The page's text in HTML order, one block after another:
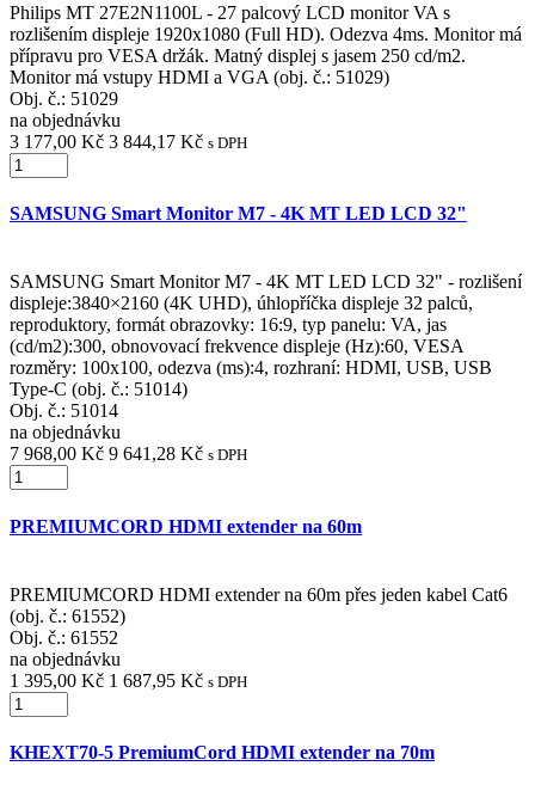
Philips MT 27E2N1100L - 27 palcový LCD monitor VA s
rozlišením displeje 1920x1080 (Full HD). Odezva 4ms. Monitor má
přípravu pro VESA držák. Matný displej s jasem 250 cd/m2.
Monitor má vstupy HDMI a VGA (obj. č.: 51029)
Obj. č.: 51029
na objednávku
3 177,00 Kč 3 844,17 Kč s DPH
SAMSUNG Smart Monitor M7 - 4K MT LED LCD 32"
SAMSUNG Smart Monitor M7 - 4K MT LED LCD 32" - rozlišení
displeje:3840×2160 (4K UHD), úhlopříčka displeje 32 palců,
reproduktory, formát obrazovky: 16:9, typ panelu: VA, jas
(cd/m2):300, obnovovací frekvence displeje (Hz):60, VESA
rozměry: 100x100, odezva (ms):4, rozhraní: HDMI, USB, USB
Type-C (obj. č.: 51014)
Obj. č.: 51014
na objednávku
7 968,00 Kč 9 641,28 Kč s DPH
PREMIUMCORD HDMI extender na 60m
PREMIUMCORD HDMI extender na 60m přes jeden kabel Cat6
(obj. č.: 61552)
Obj. č.: 61552
na objednávku
1 395,00 Kč 1 687,95 Kč s DPH
KHEXT70-5 PremiumCord HDMI extender na 70m